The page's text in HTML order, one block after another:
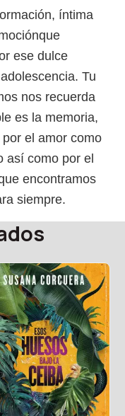
íntima
ese dulce
Tu
nos recuerda
es la memoria,
el amor como
así como por el
encontramos
siempre.